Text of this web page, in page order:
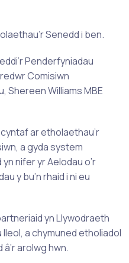
Senedd i ben.
Penderfyniadau
Comisiwn
Shereen Williams MBE
ar etholaethau’r
a gyda system
nifer yr Aelodau o’r
y bu’n rhaid i ni eu
yn Llywodraeth
a chymuned etholiadol
arolwg hwn.